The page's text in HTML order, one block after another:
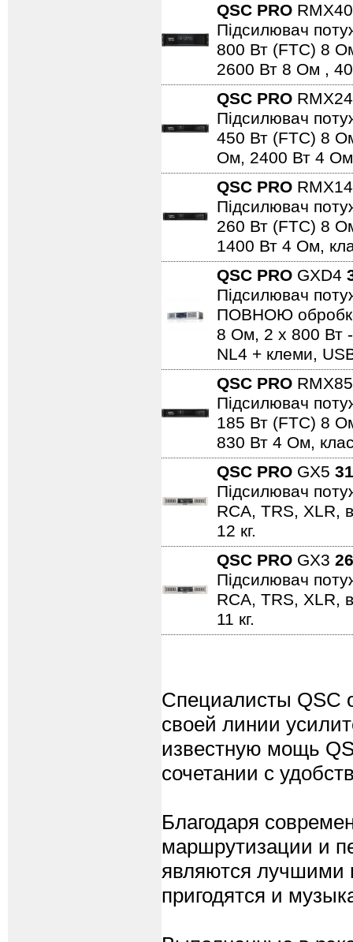
QSC PRO
Підсилювач
800 Вт (FTC) 8
2600 Вт 8 Ом ,
QSC PRO
Підсилювач
450 Вт (FTC) 8
Ом, 2400 Вт 4
QSC PRO
Підсилювач
260 Вт (FTC) 8
1400 Вт 4 Ом,
QSC PRO GXD4
Підсилювач
ПОВНОЮ
8 Ом, 2 х 800 Вт
NL4 + клеми,
QSC PRO
Підсилювач
185 Вт (FTC) 8
830 Вт 4 Ом,
QSC PRO GX5
Підсилювач
RCA, TRS, XLR,
12 кг.
QSC PRO GX3
Підсилювач
RCA, TRS, XLR,
11 кг.
Специалисты QSC
своей линии
известную мощь
сочетании с
Благодаря
маршрутизации и
являются лучшими
пригодятся и